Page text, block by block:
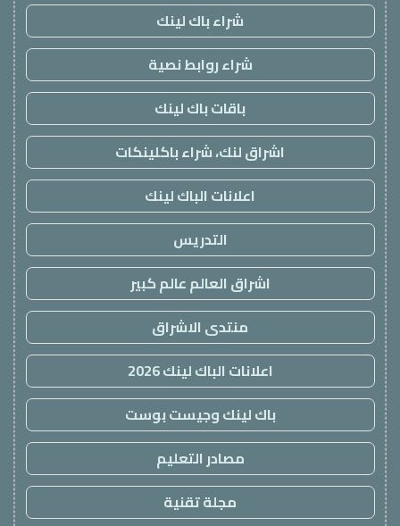
شراء باك لينك
شراء روابط نصية
باقات باك لينك
اشراق لنك، شراء باكلينكات
اعلانات الباك لينك
التدريس
اشراق العالم عالم كبير
منتدى الاشراق
اعلانات الباك لينك 2026
باك لينك وجيست بوست
مصادر التعليم
مجلة تقنية